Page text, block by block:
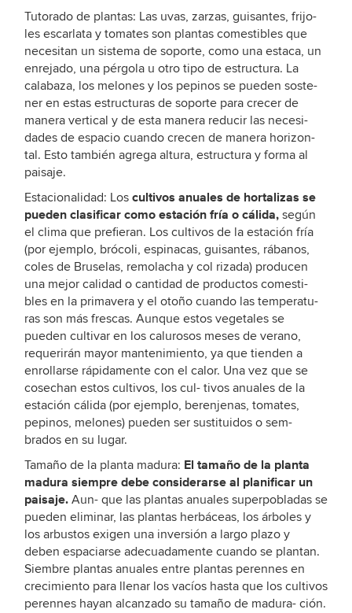
Tutorado de plantas: Las uvas, zarzas, guisantes, frijo-
les escarlata y tomates son plantas comestibles que
necesitan un sistema de soporte, como una estaca, un
enrejado, una pérgola u otro tipo de estructura. La
calabaza, los melones y los pepinos se pueden soste-
ner en estas estructuras de soporte para crecer de
manera vertical y de esta manera reducir las necesi-
dades de espacio cuando crecen de manera horizon-
tal. Esto también agrega altura, estructura y forma al
paisaje.
Estacionalidad: Los cultivos anuales de hortalizas se
pueden clasificar como estación fría o cálida, según
el clima que prefieran. Los cultivos de la estación fría
(por ejemplo, brócoli, espinacas, guisantes, rábanos,
coles de Bruselas, remolacha y col rizada) producen
una mejor calidad o cantidad de productos comesti-
bles en la primavera y el otoño cuando las temperatu-
ras son más frescas. Aunque estos vegetales se
pueden cultivar en los calurosos meses de verano,
requerirán mayor mantenimiento, ya que tienden a
enrollarse rápidamente con el calor. Una vez que se
cosechan estos cultivos, los cul- tivos anuales de la
estación cálida (por ejemplo, berenjenas, tomates,
pepinos, melones) pueden ser sustituidos o sem-
brados en su lugar.
Tamaño de la planta madura: El tamaño de la planta
madura siempre debe considerarse al planificar un
paisaje. Aun- que las plantas anuales superpobladas se
pueden eliminar, las plantas herbáceas, los árboles y
los arbustos exigen una inversión a largo plazo y
deben espaciarse adecuadamente cuando se plantan.
Siembre plantas anuales entre plantas perennes en
crecimiento para llenar los vacíos hasta que los cultivos
perennes hayan alcanzado su tamaño de madura- ción.